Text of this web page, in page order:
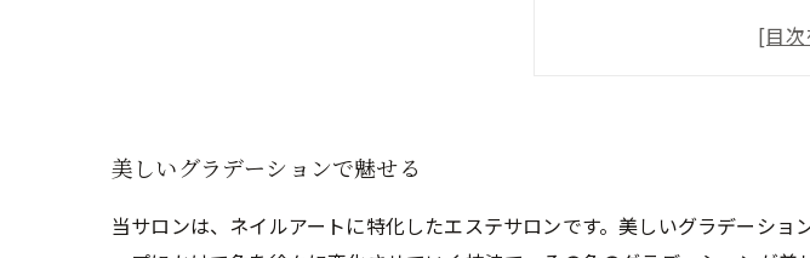
繊細で美しいグラデー
美しいグラデーションで魅せる
当サロンは、ネイルアートに特化したエステサロンです。美しいグラデーシ